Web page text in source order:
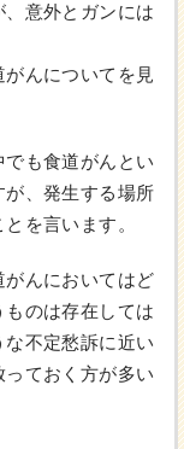
意外とガンには
んについてを見
も食道がんとい
が、発生する場所
を言います。
んにおいてはど
のは存在しては
不定愁訴に近い
ておく方が多い